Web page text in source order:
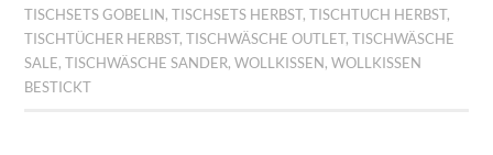
TISCHSETS GOBELIN ,TISCHSETS HERBST,TISCHTUCH HERBST,
TISCHTÜCHER HERBST,TISCHWÄSCHE OUTLET,TISCHWÄSCHE
SALE,TISCHWÄSCHE SANDER,WOLLKISSEN ,WOLLKISSEN
BESTICKT